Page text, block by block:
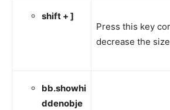
shift + ]
Press this key
decrease the
bb.showhi
ddenobje